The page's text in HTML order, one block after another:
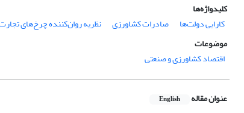
کلیدواژه‌ها
کارایی دولت‌ها
صادرات کشاورزی نظریه روان‌کننده چرخ‌های
موضوعات
اقتصاد کشاورزی و صنعتی
عنوان مقاله English